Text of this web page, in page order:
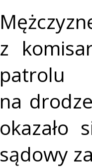
z
patrolu
na
okazało
sądowy